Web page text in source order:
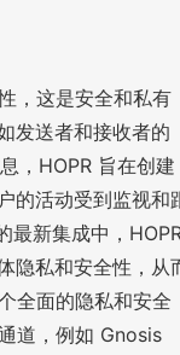
，这是安全和私有
发送者和接收者的
，HOPR 旨在创建
的活动受到监视和
最新集成中，
隐私和安全性，从
全面的隐私和安全
道，例如 Gnosis